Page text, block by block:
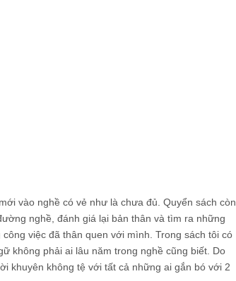
vào nghề có vẻ như là chưa đủ. Quyển sách còn
nghề, đánh giá lại bản thân và tìm ra những
việc đã thân quen với mình. Trong sách tôi có
không phải ai lâu năm trong nghề cũng biết. Do
khuyên không tệ với tất cả những ai gắn bó với 2